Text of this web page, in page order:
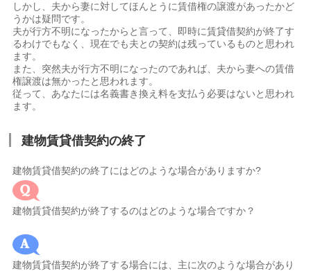
しかし、夫から妻に対してほんとうに賃借権の譲渡があったかど
うかは疑問です。
夫が行方不明になったからと言って、即時に賃貸借契約が終了す
るわけでもなく、現在でも夫との契約は残っているものと思われ
ます。
また、突然夫が行方不明になったのであれば、夫から妻への賃借
権譲渡は無かったと思われます。
従って、あなたには名義書き換え料を支払う必要はないと思われ
ます。
建物賃貸借契約の終了
建物賃貸借契約の終了にはどのような場合がありますか?
建物賃貸借契約が終了するのはどのような場合ですか？
建物賃貸借契約が終了する場合には、主に次のような場合があり